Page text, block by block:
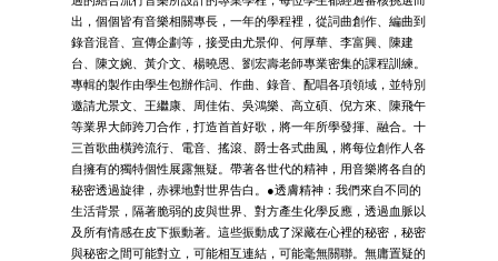
出，個個皆有音樂相關專長，一年的學程裡，從詞曲創作、編曲到
錄音混音、宣傳企劃等，接受由尤景仰、何厚華、李富興、陳建
台、陳文婉、黃介文、楊曉恩、劉宏壽老師專業密集的課程訓練。
專輯的製作由學生包辦作詞、作曲、錄音、配唱各項領域，並特別
邀請尤景文、王繼康、周佳佑、吳鴻樂、高立碩、倪方來、陳飛午
等業界大師跨刀合作，打造首首好歌，將一年所學發揮、融合。十
三首歌曲橫跨流行、電音、搖滾、爵士各式曲風，將每位創作人各
自擁有的獨特個性展露無疑。帶著各世代的精神，用音樂將各自的
秘密透過旋律，赤裸地對世界告白。●透膚精神：我們來自不同的
生活背景，隔著脆弱的皮與世界、對方產生化學反應，透過血脈以
及所有情感在皮下振動著。這些振動成了深藏在心裡的秘密，秘密
與秘密之間可能對立，可能相互連結，可能毫無關聯。無庸置疑的